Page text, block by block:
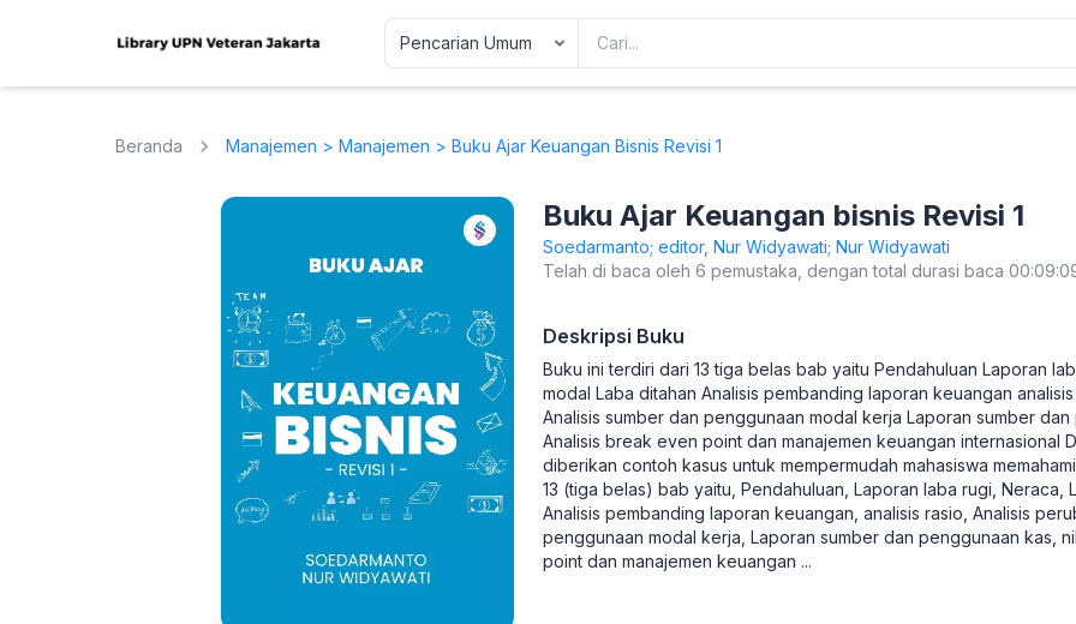
Beranda Manajemen > Manajemen > Buku Ajar Keuangan Bisnis Revisi 1
Buku Ajar Keuangan bisnis Revisi 1
Soedarmanto; editor, Nur Widyawati; Nur Widyawati
Telah di baca oleh 6 pemustaka, dengan total durasi baca
Deskripsi Buku
Buku ini terdiri dari 13 tiga belas bab yaitu Pendahuluan Laporan
modal Laba ditahan Analisis pembanding laporan keuangan
Analisis sumber dan penggunaan modal kerja Laporan sumber
Analisis break even point dan manajemen keuangan internasional
diberikan contoh kasus untuk mempermudah mahasiswa
13 (tiga belas) bab yaitu, Pendahuluan, Laporan laba rugi, Neraca,
Analisis pembanding laporan keuangan, analisis rasio, Analisis
penggunaan modal kerja, Laporan sumber dan penggunaan kas,
point dan manajemen keuangan ...